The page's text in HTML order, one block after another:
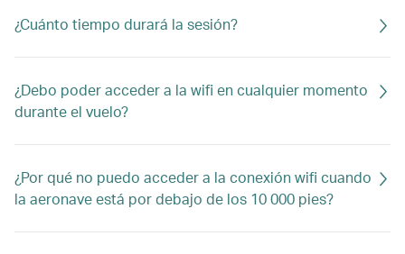
¿Cuánto tiempo durará la sesión?
¿Debo poder acceder a la wifi en cualquier momento
durante el vuelo?
¿Por qué no puedo acceder a la conexión wifi cuando
la aeronave está por debajo de los 10 000 pies?